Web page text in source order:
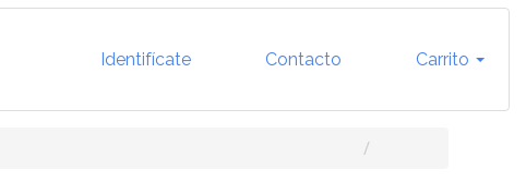
Identifícate Contacto Carrito